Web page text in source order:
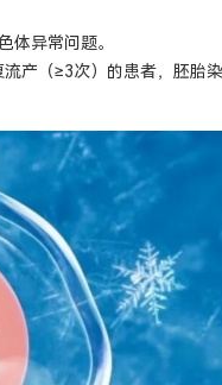
体异常问题。
产（≥3次）的患者，胚胎